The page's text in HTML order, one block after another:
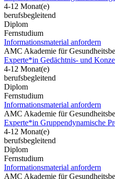
4-12 Monat(e)
berufsbegleitend
Diplom
Fernstudium
Informationsmaterial anfordern
AMC Akademie für
Experte*in Gedächtnis- und
4-12 Monat(e)
berufsbegleitend
Diplom
Fernstudium
Informationsmaterial anfordern
AMC Akademie für
Experte*in Gruppendynamische
4-12 Monat(e)
berufsbegleitend
Diplom
Fernstudium
Informationsmaterial anfordern
AMC Akademie für